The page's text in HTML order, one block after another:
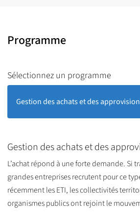
Programme
Sélectionnez un programme
Gestion des achats et des
Gestion des achats et des
L’achat répond à une forte demande. Si
grandes entreprises recrutent pour ce
récemment les ETI, les collectivités
organismes publics ont rejoint le